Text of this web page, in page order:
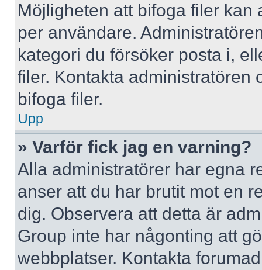
Möjligheten att bifoga filer
per användare.
kategori du försöker posta i,
filer. Kontakta administratören
bifoga filer.
Upp
» Varför fick jag en varning?
Alla administratörer har egna
anser att du har brutit mot en
dig. Observera att detta är
Group inte har någonting att
webbplatser. Kontakta